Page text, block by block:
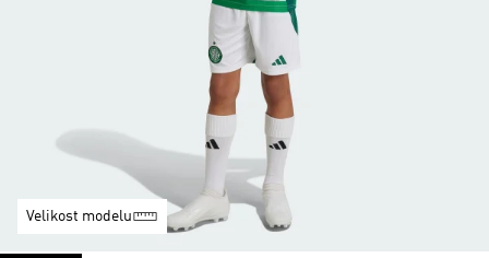
Velikost modelu